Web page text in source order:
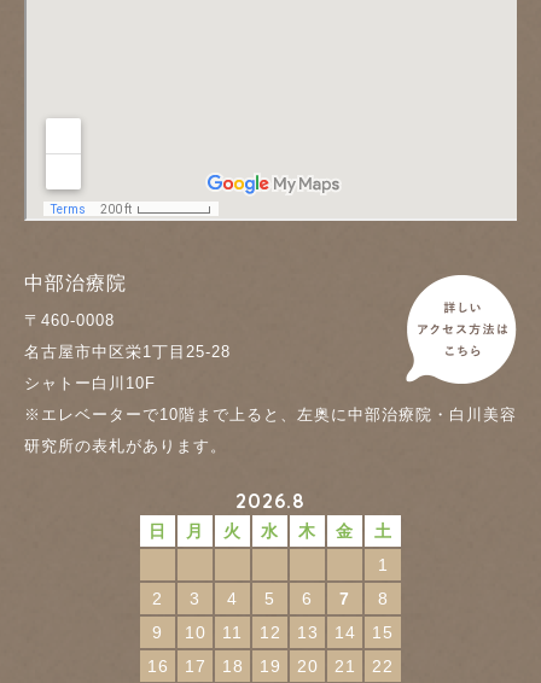
中部治療院
〒460-0008
名古屋市中区栄1丁目25-28
シャトー白川10F
※エレベーターで10階まで上ると、左奥に中部治療院・白川美容
研究所の表札があります。
2026.8
日 月 火 水 木 金
土
1
2
3 4 5 6 7
8
9
10 11 12 13 14
15
16
17 18 19 20 21
22